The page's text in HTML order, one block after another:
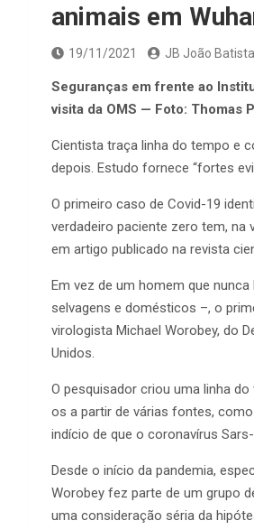
animais em
19/11/2021 JB João Batista
Seguranças em frente ao
visita da OMS — Foto: Thomas
Cientista traça linha do tempo e
depois. Estudo fornece “fortes
O primeiro caso de Covid-19
verdadeiro paciente zero tem, na
em artigo publicado na revista
Em vez de um homem que
selvagens e domésticos –, o
virologista Michael Worobey, do
Unidos.
O pesquisador criou uma linha
os a partir de várias fontes,
indício de que o coronavírus
Desde o início da pandemia,
Worobey fez parte de um grupo
uma consideração séria da